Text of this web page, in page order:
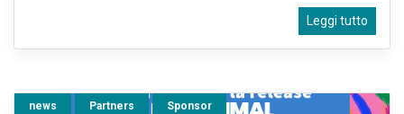
Leggi tutto
news Partners Sponsor